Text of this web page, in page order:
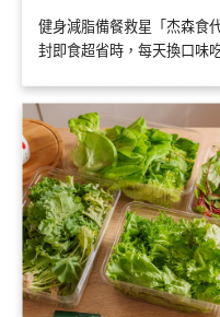
健身減脂備餐救星「杰森食
封即食超省時，每天換口味